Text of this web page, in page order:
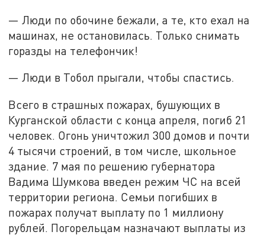
— Люди по обочине бежали, а те, кто ехал на
машинах, не остановилась. Только снимать
горазды на телефончик!
— Люди в Тобол прыгали, чтобы спастись.
Всего в страшных пожарах, бушующих в
Курганской области с конца апреля, погиб 21
человек. Огонь уничтожил 300 домов и почти
4 тысячи строений, в том числе, школьное
здание. 7 мая по решению губернатора
Вадима Шумкова введен режим ЧС на всей
территории региона. Семьи погибших в
пожарах получат выплату по 1 миллиону
рублей. Погорельцам назначают выплаты из